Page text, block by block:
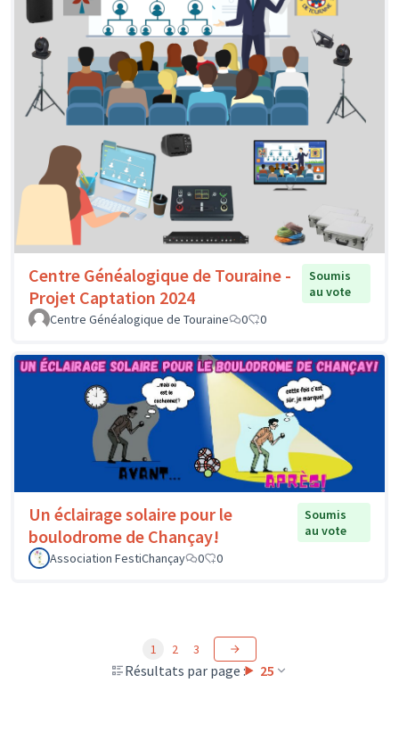
Centre Généalogique de Touraine -
Projet Captation 2024
Soumis
au vote
Centre Généalogique de Touraine
0 0
Un éclairage solaire pour le
boulodrome de Chançay!
Soumis
au vote
Association FestiChançay
0 0
Résultats par page : 25
1 2 3